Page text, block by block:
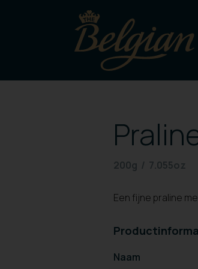
200g / 7.055oz
Een fijne praline
Naam